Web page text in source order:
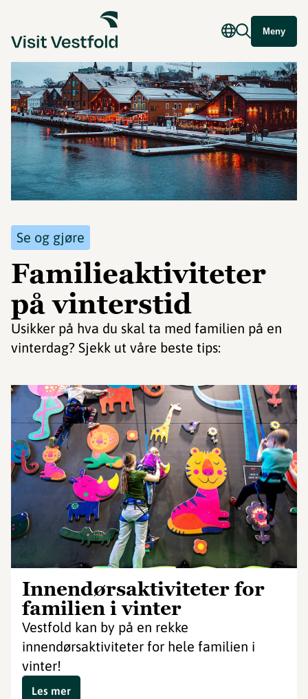
Meny
Se og gjøre
Familieaktiviteter
på vinterstid
Usikker på hva du skal ta med familien på en
vinterdag? Sjekk ut våre beste tips:
Innendørsaktiviteter for
familien i vinter
Vestfold kan by på en rekke
innendørsaktiviteter for hele familien i
vinter!
Les mer